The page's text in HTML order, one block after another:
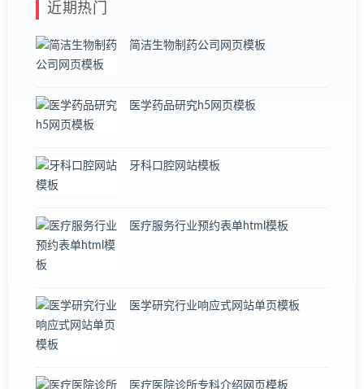
近期热门
简洁生物制药公司网页模板
医学药品研究h5网页模板
牙科口腔网站模板
医疗服务行业预约表单html模板
医学研究行业响应式网站单页模板
医疗医院诊所专科介绍网页模板